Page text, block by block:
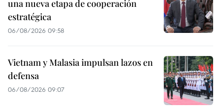
una nueva etapa de cooperación
estratégica
06/08/2026 09:58
Vietnam y Malasia impulsan lazos en
defensa
06/08/2026 09:07